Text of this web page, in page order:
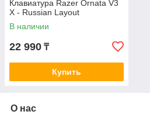
Клавиатура Razer Ornata V3
X - Russian Layout
В наличии
22 990 ₸
Купить
О нас